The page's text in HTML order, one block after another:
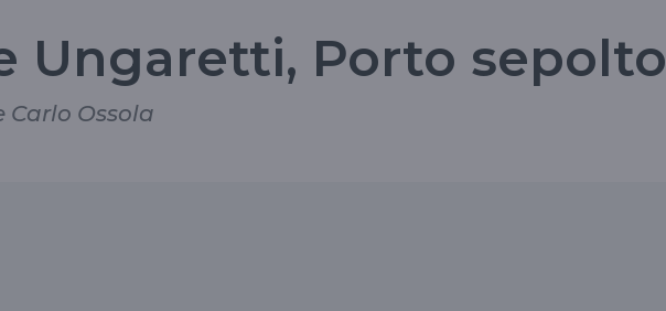
Ungaretti, Porto sepolto
Carlo Ossola